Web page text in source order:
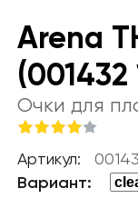
Arena
Очки для
Артикул:
Вариант: